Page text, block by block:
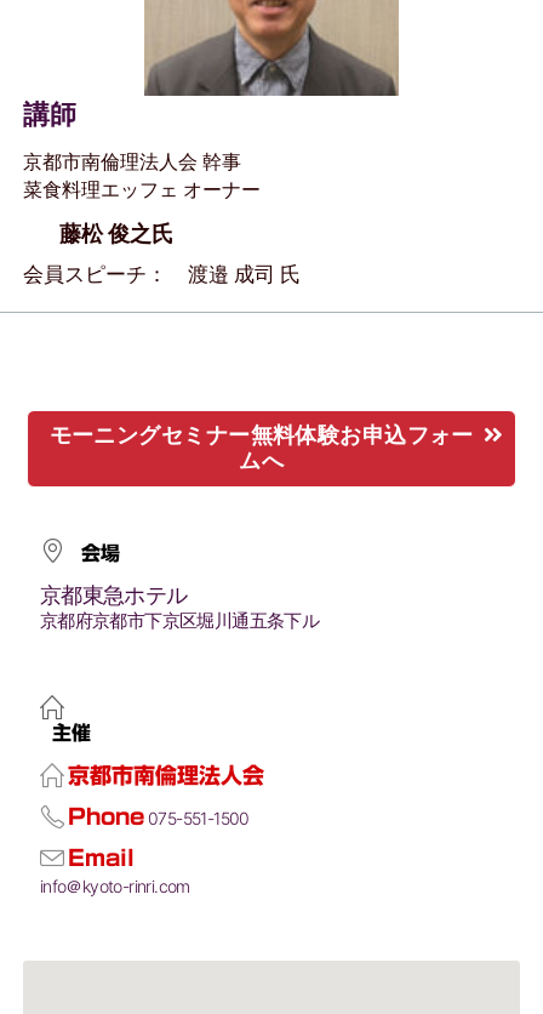
講師
京都市南倫理法人会 幹事
菜食料理エッフェ オーナー
藤松 俊之氏
会員スピーチ： 渡邉 成司 氏
モーニングセミナー無料体験お申込フォー
ムへ
会場
京都東急ホテル
京都府京都市下京区堀川通五条下ル
主催
京都市南倫理法人会
Phone 075-551-1500
Email
info＠kyoto-rinri.com